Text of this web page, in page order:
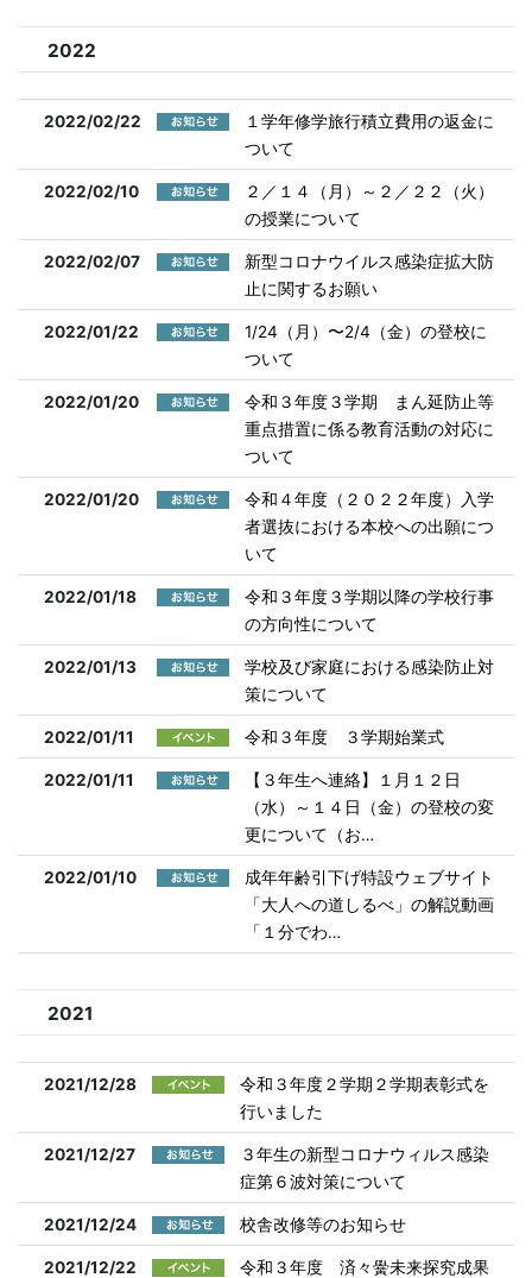
2022
2022/02/22
１学年修学旅行積立費用の返金に
ついて
2022/02/10
２／１４（月）～２／２２（火）
の授業について
2022/02/07
新型コロナウイルス感染症拡大防
止に関するお願い
2022/01/22
1/24（月）〜2/4（金）の登校に
ついて
2022/01/20
令和３年度３学期 まん延防止等
重点措置に係る教育活動の対応に
ついて
2022/01/20
令和４年度（２０２２年度）入学
者選抜における本校への出願につ
いて
2022/01/18
令和３年度３学期以降の学校行事
の方向性について
2022/01/13
学校及び家庭における感染防止対
策について
2022/01/11 令和３年度 ３学期始業式
2022/01/11
【３年生へ連絡】１月１２日
（水）～１４日（金）の登校の変
更について（お…
2022/01/10
成年年齢引下げ特設ウェブサイト
「大人への道しるべ」の解説動画
「１分でわ…
2021
2021/12/28
令和３年度２学期２学期表彰式を
行いました
2021/12/27
３年生の新型コロナウィルス感染
症第６波対策について
2021/12/24 校舎改修等のお知らせ
2021/12/22
令和３年度 済々黌未来探究成果